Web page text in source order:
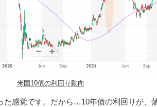
米国10債の利回り動向
感覚です。だから…10年債の利回りが、